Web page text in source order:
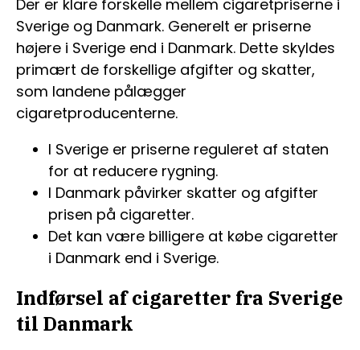
Der er klare forskelle mellem cigaretpriserne i
Sverige og Danmark. Generelt er priserne
højere i Sverige end i Danmark. Dette skyldes
primært de forskellige afgifter og skatter,
som landene pålægger
cigaretproducenterne.
I Sverige er priserne reguleret af staten
for at reducere rygning.
I Danmark påvirker skatter og afgifter
prisen på cigaretter.
Det kan være billigere at købe cigaretter
i Danmark end i Sverige.
Indførsel af cigaretter fra Sverige
til Danmark